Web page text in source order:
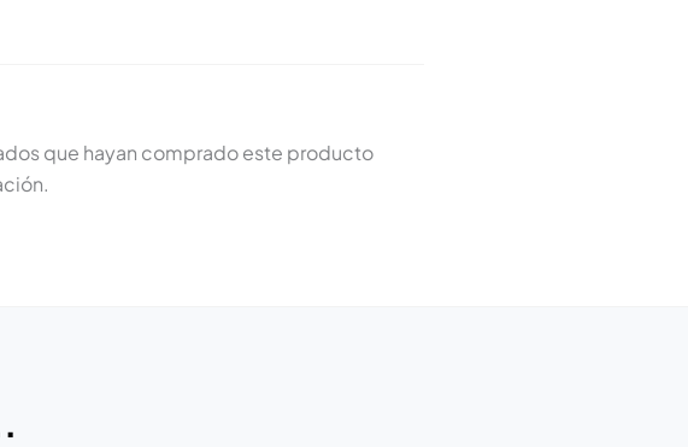
que hayan comprado este producto